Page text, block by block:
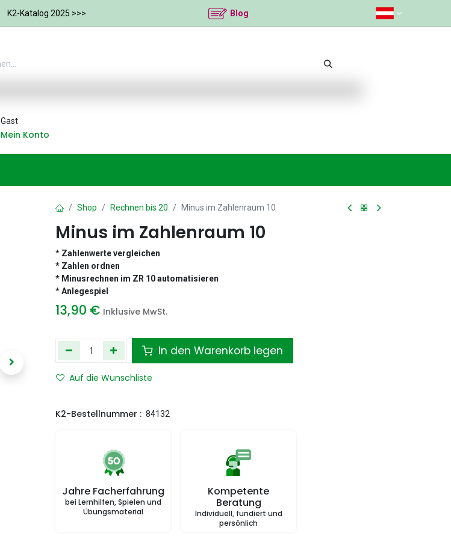
K2-Katalog 2025 >>> Blog
Gast
Mein Konto
Shop Rechnen bis 20 Minus im Zahlenraum 10
Minus im Zahlenraum 10
* Zahlenwerte vergleichen
* Zahlen ordnen
* Minusrechnen im ZR 10 automatisieren
* Anlegespiel
13,90 € Inklusive MwSt.
In den Warenkorb legen
Auf die Wunschliste
K2-Bestellnummer : 84132
Jahre Facherfahrung
bei Lernhilfen, Spielen und
Übungsmaterial
Kompetente
Beratung
Individuell, fundiert und
persönlich